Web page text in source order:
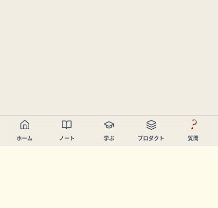
ホーム ノート 学ぶ プロダクト
?
質問